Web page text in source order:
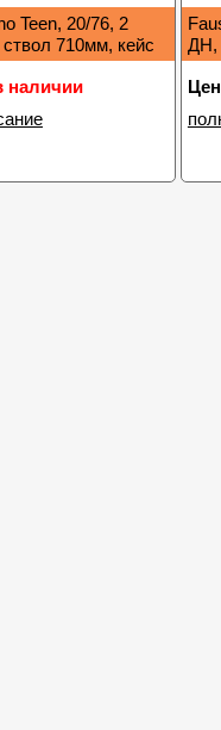
Teen, 20/76, 2
710мм, кейс
наличии
ДН,